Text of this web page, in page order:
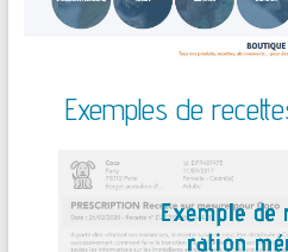
Exemples de